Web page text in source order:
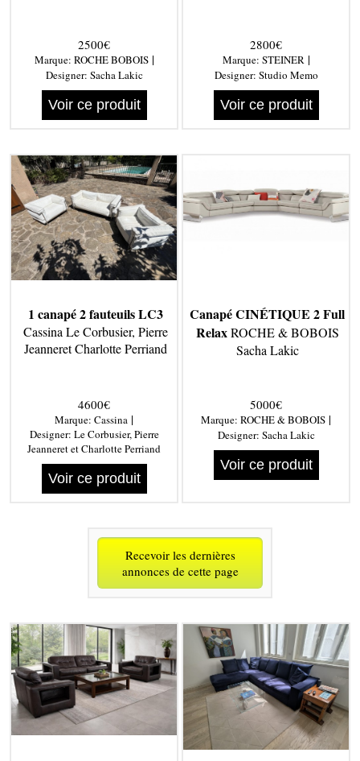
2500€
Marque: ROCHE BOBOIS|
Designer: Sacha Lakic
Voir ce produit
2800€
Marque: STEINER|
Designer: Studio Memo
Voir ce produit
1 canapé 2 fauteuils LC3
Cassina Le Corbusier, Pierre
Jeanneret Charlotte Perriand
4600€
Marque: Cassina |
Designer: Le Corbusier, Pierre
Jeanneret et Charlotte Perriand
Voir ce produit
Canapé CINÉTIQUE 2 Full
RelaxROCHE & BOBOIS
Sacha Lakic
5000€
Marque: ROCHE & BOBOIS |
Designer: Sacha Lakic
Voir ce produit
Recevoir les dernières
annonces de cette page